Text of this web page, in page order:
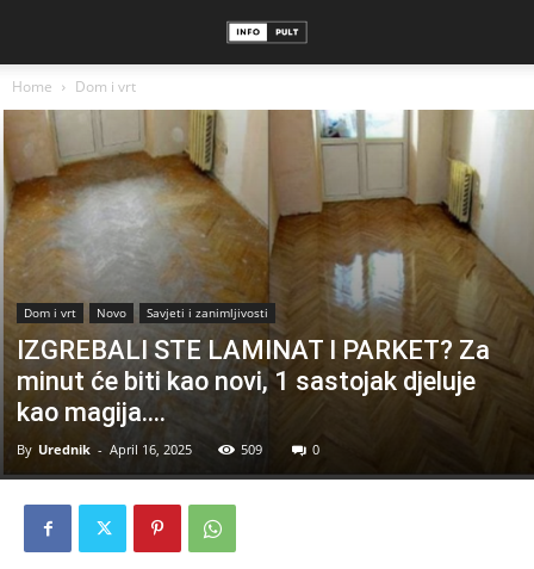
Home Dom i vrt
Dom i vrt Novo Savjeti i zanimljivosti
IZGREBALI STE LAMINAT I PARKET? Za
minut će biti kao novi, 1 sastojak djeluje
kao magija….
By Urednik - April 16, 2025 509 0